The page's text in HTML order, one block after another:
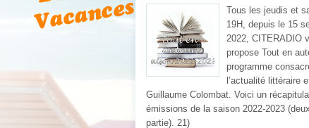
Tous les jeudis et
19H, depuis le 15
2022, CITERADIO
propose Tout en
programme
l’actualité littéraire
Guillaume Colombat. Voici un
émissions de la saison 2022-2023
partie). 21)